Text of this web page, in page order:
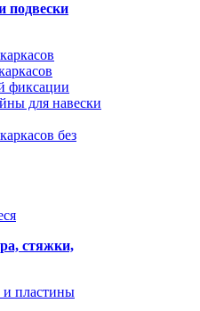
подвески
фиксации
для навески
без
стяжки,
пластины